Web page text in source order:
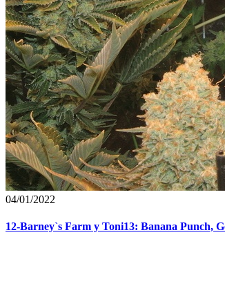
04/01/2022
12-Barney`s Farm y Toni13: Banana Punch,